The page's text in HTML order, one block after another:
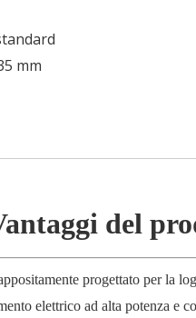
mm
del
progettato per la
elettrico ad alta potenza e